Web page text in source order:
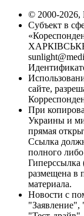
© 2000-2026,
Субъект в
ХАРКІВСЬКЕ
сайте,
При
Украины и
прямая
Ссылка
полного
Гиперссылка
размещена в
материала.
Новости с